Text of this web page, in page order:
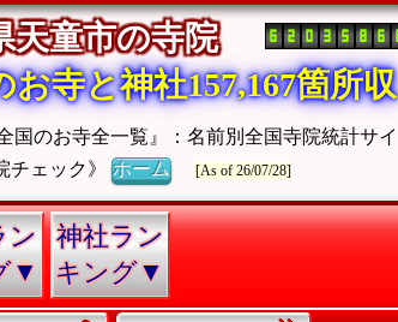
天童市の寺院
お寺と神社157,167箇所収
全国のお寺全一覧』：名前別全国寺院統計サイ
チェック》ホーム [As of 26/07/28]
ン
▼
神社ラン
キング▼